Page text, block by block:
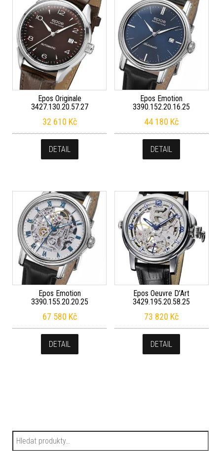
Epos Originale
3427.130.20.57.27
32 610 Kč
DETAIL
Epos Emotion
3390.152.20.16.25
44 180 Kč
DETAIL
Epos Emotion
3390.155.20.20.25
67 580 Kč
DETAIL
Epos Oeuvre D’Art
3429.195.20.58.25
73 820 Kč
DETAIL
Hledat: